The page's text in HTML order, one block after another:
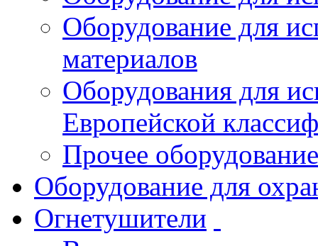
Оборудование для
материалов
Оборудования для
Европейской
Прочее оборудование
Оборудование для
Огнетушители